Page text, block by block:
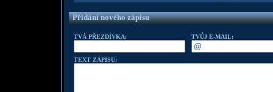
Přidání nového zápisu
TVÁ PŘEZDÍVKA: TVŮJ E-MAIL:
TEXT ZÁPISU: